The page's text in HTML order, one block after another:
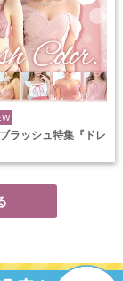
ラッシュ特集『ドレ